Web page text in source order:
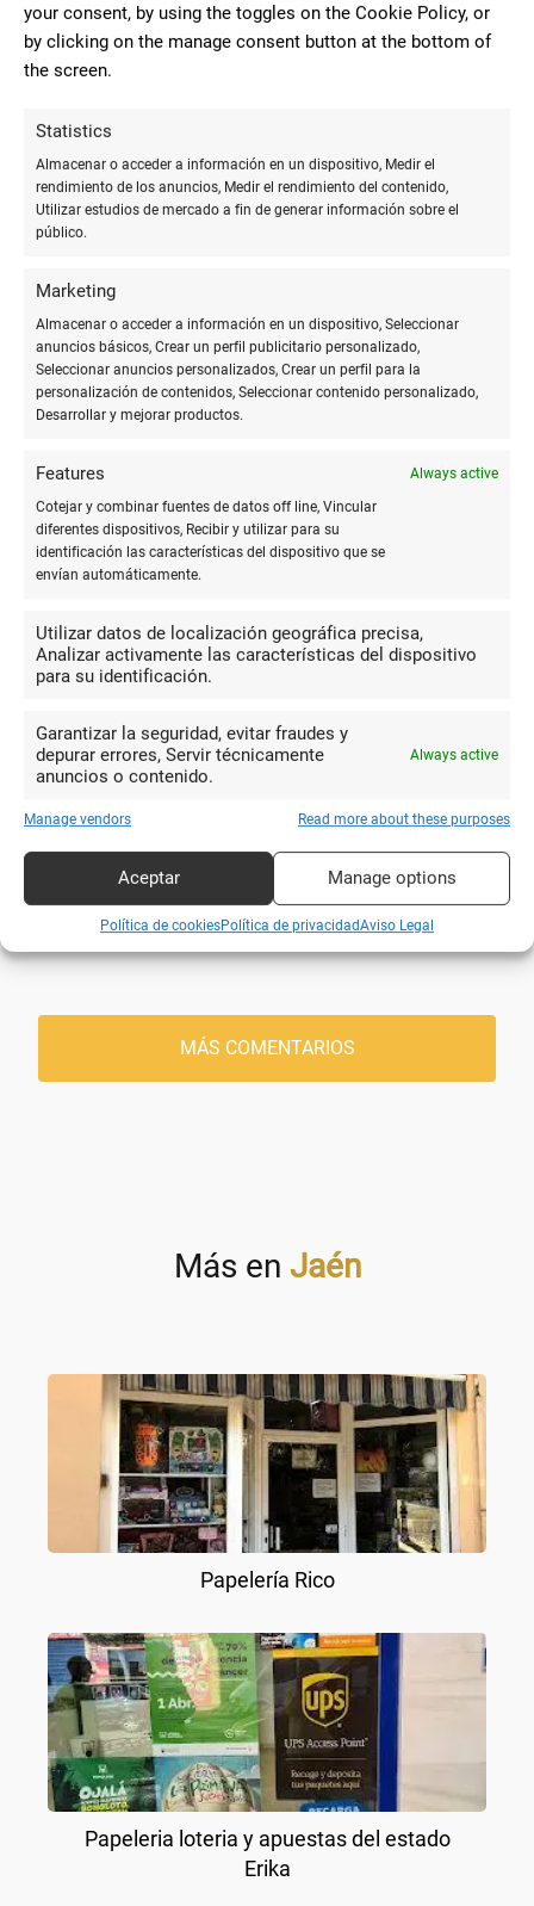
your consent, by using the toggles on the Cookie Policy, or
by clicking on the manage consent button at the bottom of
the screen.
Statistics
Almacenar o acceder a información en un dispositivo, Medir el
rendimiento de los anuncios, Medir el rendimiento del contenido,
Utilizar estudios de mercado a fin de generar información sobre el
público.
Marketing
Almacenar o acceder a información en un dispositivo, Seleccionar
anuncios básicos, Crear un perfil publicitario personalizado,
Seleccionar anuncios personalizados, Crear un perfil para la
personalización de contenidos, Seleccionar contenido personalizado,
Desarrollar y mejorar productos.
Features
Always active
Cotejar y combinar fuentes de datos off line, Vincular
diferentes dispositivos, Recibir y utilizar para su
identificación las características del dispositivo que se
envían automáticamente.
Utilizar datos de localización geográfica precisa,
Analizar activamente las características del dispositivo
para su identificación.
Garantizar la seguridad, evitar fraudes y
depurar errores, Servir técnicamente
anuncios o contenido.
Always active
Manage vendors Read more about these purposes
Aceptar Manage options
Política de cookiesPolítica de privacidadAviso Legal
que puedas necesitar de material para estudiantes en curso
escolar así como juegos didácticos y juguetes
Pedro Vallejo
Genial la prontitud y eficacia con
la que me han resuelto el pedido de mi
Llevo yendo a esta papelería
desde que tengo memoria y conocía a
bueno y con el traspaso del negocio se
han modernizado bastante.
Rafael Aguilar
Precio, amabilidad, si no tienes lo
que buscan en pocos días lo tienes en la
david martinez
Papelería completa y llena de
detalles, juegos, material, etc. con muy
buenas ofertas. Y las encuadernaciones
a muy buen precio, por debajo de la
competencia. La recomiendo sinceramente.
MÁS COMENTARIOS
Más en Jaén
Papelería Rico
Papeleria loteria y apuestas del estado
Erika